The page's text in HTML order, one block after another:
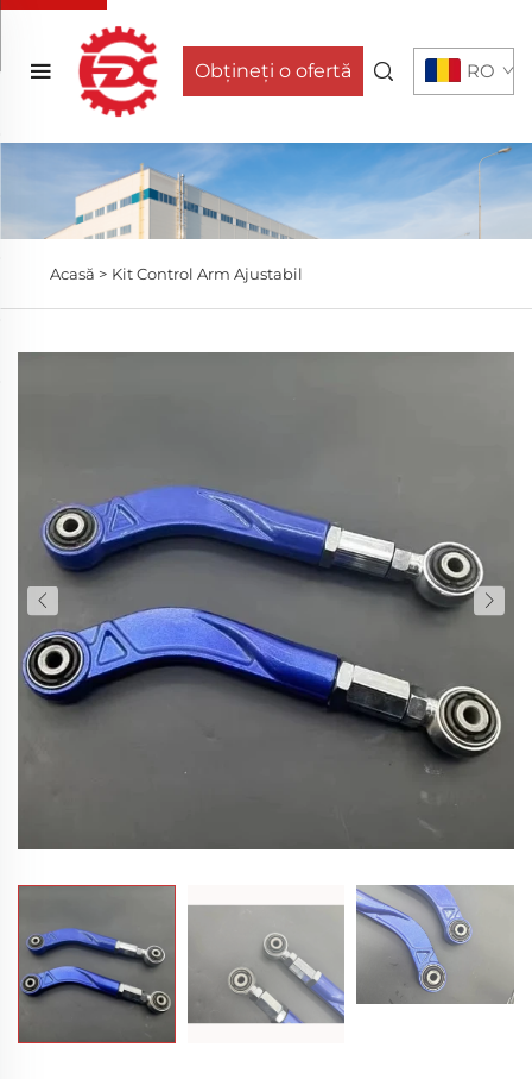
Obțineți o ofertă RO
Acasă > Kit Control Arm Ajustabil